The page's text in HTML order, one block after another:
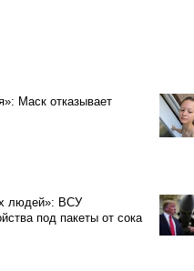
Маск отказывает
людей»: ВСУ
под пакеты от сока